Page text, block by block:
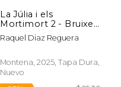
La Júlia i els
Mortimort 2 - Bruixes
a la Festa de Pijames
de Raquel Díaz
(en Catalán)
Raquel Diaz Reguera
Montena, 2025, Tapa Dura,
Nuevo